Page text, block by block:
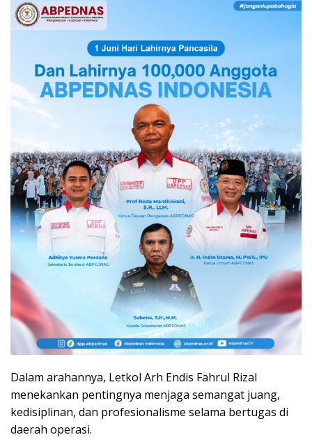
Dalam arahannya, Letkol Arh Endis Fahrul Rizal
menekankan pentingnya menjaga semangat juang,
kedisiplinan, dan profesionalisme selama bertugas di
daerah operasi.